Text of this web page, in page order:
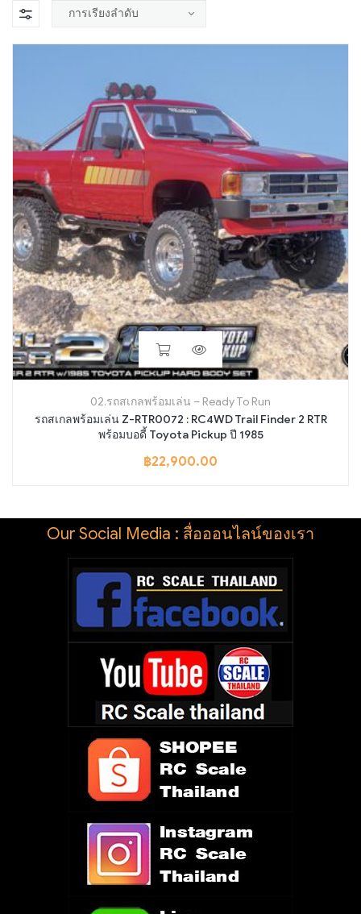
02.รถสเกลพร้อมเล่น – Ready To Run
รถสเกลพร้อมเล่น Z-RTR0072 : RC4WD Trail Finder 2 RTR
พร้อมบอดี้ Toyota Pickup ปี 1985
฿22,900.00
Our Social Media : สื่อออนไลน์ของเรา